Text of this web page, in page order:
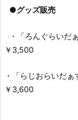
●グッズ販売
・「ろんぐらいだ
￥3,500
・「らじおらいだ
￥3,600